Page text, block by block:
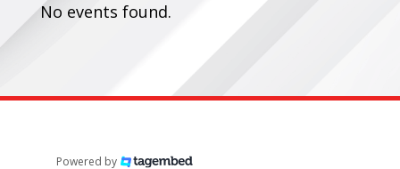
No events found.
Powered by